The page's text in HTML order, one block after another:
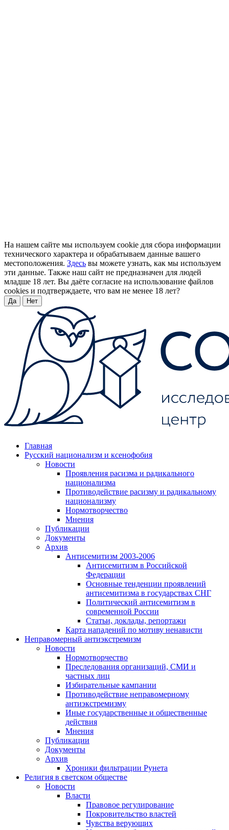
На нашем сайте мы используем cookie для сбора информации
технического характера и обрабатываем данные вашего
местоположения. Здесь вы можете узнать, как мы используем
эти данные. Также наш сайт не предназначен для людей
младше 18 лет. Вы даёте согласие на использование файлов
cookies и подтверждаете, что вам не менее 18 лет?
Да Нет
Главная
Русский национализм и ксенофобия
Новости
Проявления расизма и радикального
национализма
Противодействие расизму и радикальному
национализму
Нормотворчество
Мнения
Публикации
Документы
Архив
Антисемитизм 2003-2006
Антисемитизм в Российской
Федерации
Основные тенденции проявлений
антисемитизма в государствах СНГ
Политический антисемитизм в
современной России
Статьи, доклады, репортажи
Карта нападений по мотиву ненависти
Неправомерный антиэкстремизм
Новости
Нормотворчество
Преследования организаций, СМИ и
частных лиц
Избирательные кампании
Противодействие неправомерному
антиэкстремизму
Иные государственные и общественные
действия
Мнения
Публикации
Документы
Архив
Хроники фильтрации Рунета
Религия в светском обществе
Новости
Власти
Правовое регулирование
Покровительство властей
Чувства верующих